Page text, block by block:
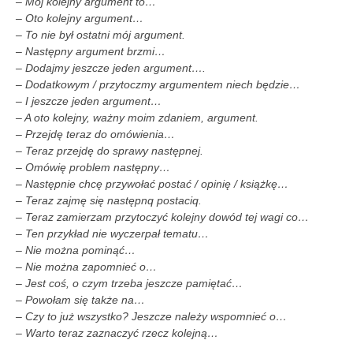
– Oto kolejny argument…
– To nie był ostatni mój argument.
– Następny argument brzmi…
– Dodajmy jeszcze jeden argument….
– Dodatkowym / przytoczmy argumentem niech będzie…
– I jeszcze jeden argument…
– A oto kolejny, ważny moim zdaniem, argument.
– Przejdę teraz do omówienia…
– Teraz przejdę do sprawy następnej.
– Omówię problem następny…
– Następnie chcę przywołać postać / opinię / książkę…
– Teraz zajmę się następnq postaciq.
– Teraz zamierzam przytoczyć kolejny dowód tej wagi co…
– Ten przykład nie wyczerpał tematu…
– Nie można pominąć…
– Nie można zapomnieć o…
– Jest coś, o czym trzeba jeszcze pamiętać…
– Powołam się także na…
– Czy to już wszystko? Jeszcze należy wspomnieć o…
– Warto teraz zaznaczyć rzecz kolejną…